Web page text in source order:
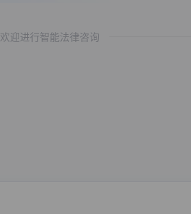
欢迎进行智能法律咨询